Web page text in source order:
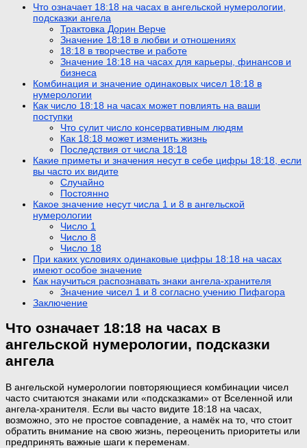
Что означает 18:18 на часах в ангельской нумерологии,
подсказки ангела
Трактовка Дорин Верче
Значение 18:18 в любви и отношениях
18:18 в творчестве и работе
Значение 18:18 на часах для карьеры, финансов и
бизнеса
Комбинация и значение одинаковых чисел 18:18 в
нумерологии
Как число 18:18 на часах может повлиять на ваши
поступки
Что сулит число консервативным людям
Как 18:18 может изменить жизнь
Последствия от числа 18:18
Какие приметы и значения несут в себе цифры 18:18, если
вы часто их видите
Случайно
Постоянно
Какое значение несут числа 1 и 8 в ангельской
нумерологии
Число 1
Число 8
Число 18
При каких условиях одинаковые цифры 18:18 на часах
имеют особое значение
Как научиться распознавать знаки ангела-хранителя
Значение чисел 1 и 8 согласно учению Пифагора
Заключение
Что означает 18:18 на часах в
ангельской нумерологии, подсказки
ангела
В ангельской нумерологии повторяющиеся комбинации чисел
часто считаются знаками или «подсказками» от Вселенной или
ангела-хранителя. Если вы часто видите 18:18 на часах,
возможно, это не простое совпадение, а намёк на то, что стоит
обратить внимание на свою жизнь, переоценить приоритеты или
предпринять важные шаги к переменам.